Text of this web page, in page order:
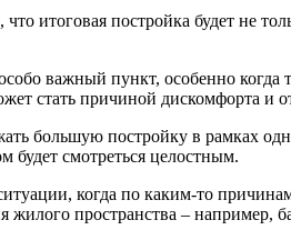
что итоговая постройка будет
важный пункт, особенно когда
стать причиной дискомфорта и
большую постройку в рамках
будет смотреться целостным.
когда по каким-то
жилого пространства – например,